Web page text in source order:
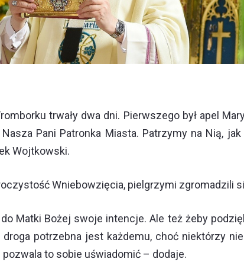
trwały dwa dni. Pierwszego był apel
Pani Patronka Miasta. Patrzymy na Nią,
Wojtkowski.
Wniebowzięcia, pielgrzymi zgromadzili
Matki Bożej swoje intencje. Ale też żeby
potrzebna jest każdemu, choć niektórzy
to sobie uświadomić – dodaje.